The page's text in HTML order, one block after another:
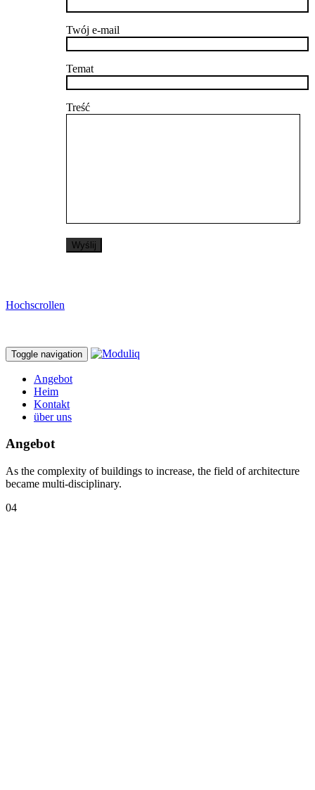
Twój e-mail
Temat
Treść
Hochscrollen
Toggle navigation
Angebot
Heim
Kontakt
über uns
Angebot
As the complexity of buildings to increase, the field of architecture
became multi-disciplinary.
04